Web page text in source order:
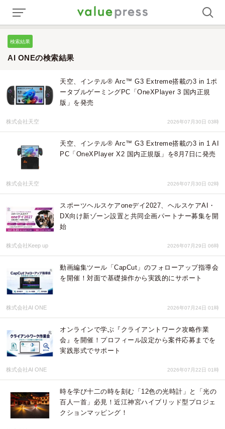
検索結果
AI ONEの検索結果
天空、インテル® Arc™ G3 Extreme搭載の3 in 1ポ
ータブルゲーミングPC「OneXPlayer 3 国内正規
版」を発売
株式会社天空 2026年07月30日 03時
天空、インテル® Arc™ G3 Extreme搭載の3 in 1 AI
PC「OneXPlayer X2 国内正規版」を8月7日に発売
株式会社天空 2026年07月30日 02時
スポーツヘルスケアoneデイ2027、ヘルスケアAI・
DX向け新ゾーン設置と共同企画パートナー募集を開
始
株式会社Keep up 2026年07月29日 06時
動画編集ツール「CapCut」のフォローアップ指導会
を開催！対面で基礎操作から実践的にサポート
株式会社AI ONE 2026年07月24日 01時
オンラインで学ぶ『クライアントワーク攻略作業
会』を開催！プロフィール設定から案件応募までを
実践形式でサポート
株式会社AI ONE 2026年07月22日 01時
時を学び十二の時を刻む「12色の光時計」と「光の
百人一首」必見！近江神宮ハイブリッド型プロジェ
クションマッピング！